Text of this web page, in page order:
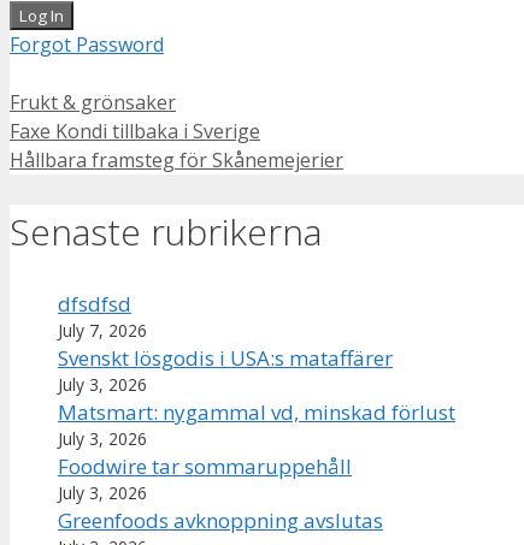
Forgot Password
Categories
Frukt & grönsaker
Faxe Kondi tillbaka i Sverige
Hållbara framsteg för Skånemejerier
Senaste rubrikerna
dfsdfsd
July 7, 2026
Svenskt lösgodis i USA:s mataffärer
July 3, 2026
Matsmart: nygammal vd, minskad förlust
July 3, 2026
Foodwire tar sommaruppehåll
July 3, 2026
Greenfoods avknoppning avslutas